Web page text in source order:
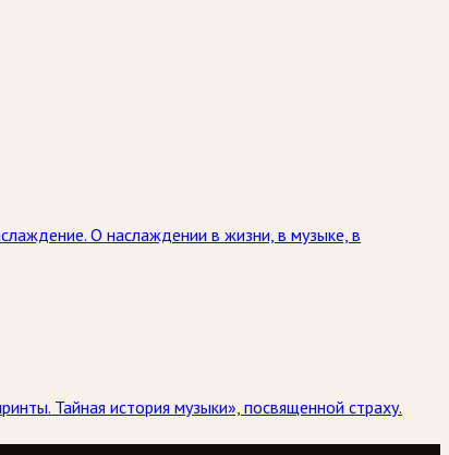
О наслаждении в жизни, в музыке, в
Тайная история музыки», посвященной страху.